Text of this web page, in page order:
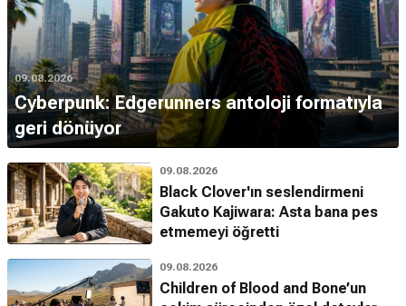
09.08.2026
Cyberpunk: Edgerunners antoloji formatıyla
geri dönüyor
09.08.2026
Black Clover'ın seslendirmeni
Gakuto Kajiwara: Asta bana pes
etmemeyi öğretti
09.08.2026
Children of Blood and Bone’un